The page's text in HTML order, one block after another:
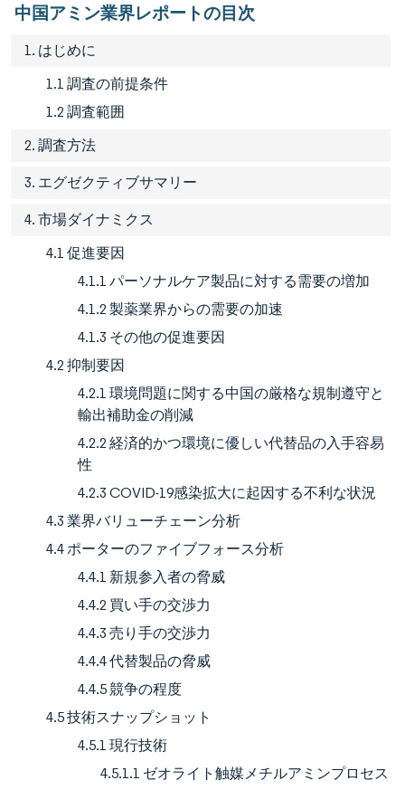
中国アミン業界レポートの目次
1. はじめに
1.1 調査の前提条件
1.2 調査範囲
2. 調査方法
3. エグゼクティブサマリー
4. 市場ダイナミクス
4.1 促進要因
4.1.1 パーソナルケア製品に対する需要の増加
4.1.2 製薬業界からの需要の加速
4.1.3 その他の促進要因
4.2 抑制要因
4.2.1 環境問題に関する中国の厳格な規制遵守と
輸出補助金の削減
4.2.2 経済的かつ環境に優しい代替品の入手容易
性
4.2.3 COVID-19感染拡大に起因する不利な状況
4.3 業界バリューチェーン分析
4.4 ポーターのファイブフォース分析
4.4.1 新規参入者の脅威
4.4.2 買い手の交渉力
4.4.3 売り手の交渉力
4.4.4 代替製品の脅威
4.4.5 競争の程度
4.5 技術スナップショット
4.5.1 現行技術
4.5.1.1 ゼオライト触媒メチルアミンプロセス